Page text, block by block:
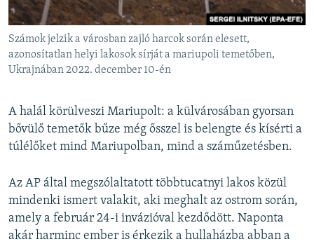
Számok jelzik a városban zajló harcok során elesett,
azonosítatlan helyi lakosok sírját a mariupoli temetőben,
Ukrajnában 2022. december 10-én
A halál körülveszi Mariupolt: a külvárosában gyorsan
bővülő temetők bűze még ősszel is belengte és kísérti a
túlélőket mind Mariupolban, mind a száműzetésben.
Az AP által megszólaltatott többtucatnyi lakos közül
mindenki ismert valakit, aki meghalt az ostrom során,
amely a február 24-i invázióval kezdődött. Naponta
akár harminc ember is érkezik a hullaházba abban a